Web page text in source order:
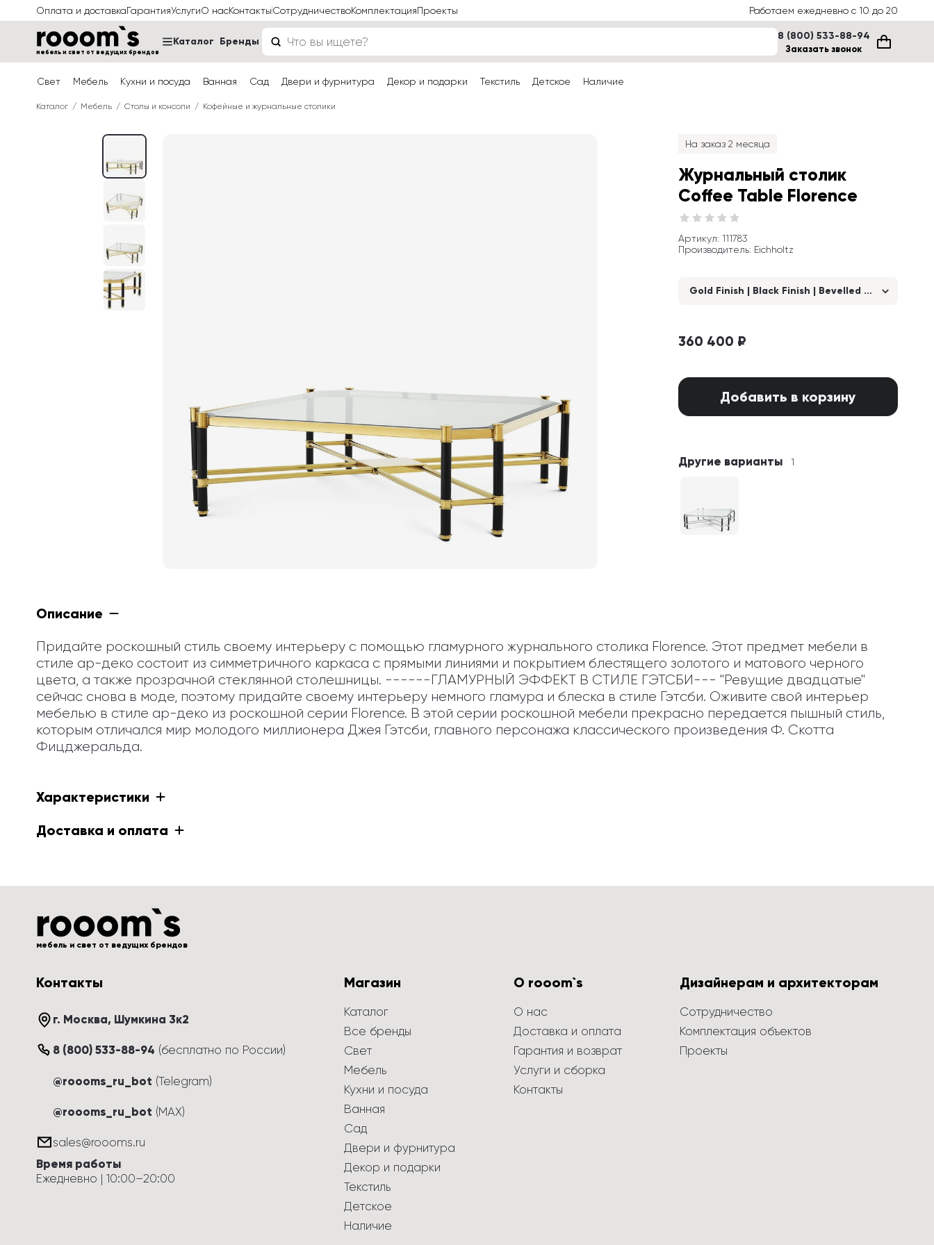
Оплата и доставкаГарантияУслугиО насКонтактыСотрудничествоКомплектацияПроекты Работаем ежедневно с 10 до 20
мебель и свет от ведущих брендов
Каталог Бренды 8 (800) 533-88-94
Заказать звонок
Свет Мебель Кухни и посуда Ванная Сад Двери и фурнитура Декор и подарки Текстиль Детское Наличие
Каталог Мебель Столы и консоли Кофейные и журнальные столики
На заказ 2 месяца
Журнальный столик
Coffee Table Florence
Артикул: 111783
Производитель: Eichholtz
Gold Finish | Black Finish | Bevelled Clear Glass
360 400 ₽
Добавить в корзину
Другие варианты 1
Описание
Придайте роскошный стиль своему интерьеру с помощью гламурного журнального столика Florence. Этот предмет мебели в
стиле ар-деко состоит из симметричного каркаса с прямыми линиями и покрытием блестящего золотого и матового черного
цвета, а также прозрачной стеклянной столешницы. ------ГЛАМУРНЫЙ ЭФФЕКТ В СТИЛЕ ГЭТСБИ--- "Ревущие двадцатые"
сейчас снова в моде, поэтому придайте своему интерьеру немного гламура и блеска в стиле Гэтсби. Оживите свой интерьер
мебелью в стиле ар-деко из роскошной серии Florence. В этой серии роскошной мебели прекрасно передается пышный стиль,
которым отличался мир молодого миллионера Джея Гэтсби, главного персонажа классического произведения Ф. Скотта
Фицджеральда.
Характеристики
Доставка и оплата
мебель и свет от ведущих брендов
Контакты
г. Москва, Шумкина 3к2
8 (800) 533-88-94 (бесплатно по России)
@roooms_ru_bot (Telegram)
@roooms_ru_bot (MAX)
sales@roooms.ru
Время работы
Ежедневно | 10:00–20:00
Магазин
Каталог
Все бренды
Свет
Мебель
Кухни и посуда
Ванная
Сад
Двери и фурнитура
Декор и подарки
Текстиль
Детское
Наличие
О rooom`s
О нас
Доставка и оплата
Гарантия и возврат
Услуги и сборка
Контакты
Дизайнерам и архитекторам
Сотрудничество
Комплектация объектов
Проекты